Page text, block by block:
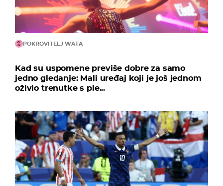
POKROVITELJ WATA
Kad su uspomene previše dobre za samo
jedno gledanje: Mali uređaj koji je još jednom
oživio trenutke s ple...